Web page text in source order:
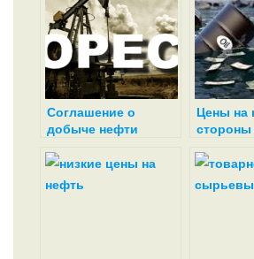
Соглашение о
добыче нефти
Цены на